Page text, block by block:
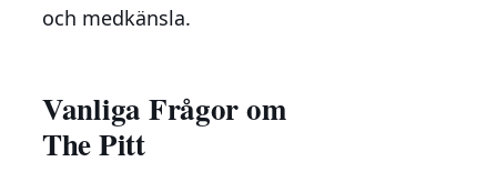
och medkänsla.
Vanliga Frågor om
The Pitt